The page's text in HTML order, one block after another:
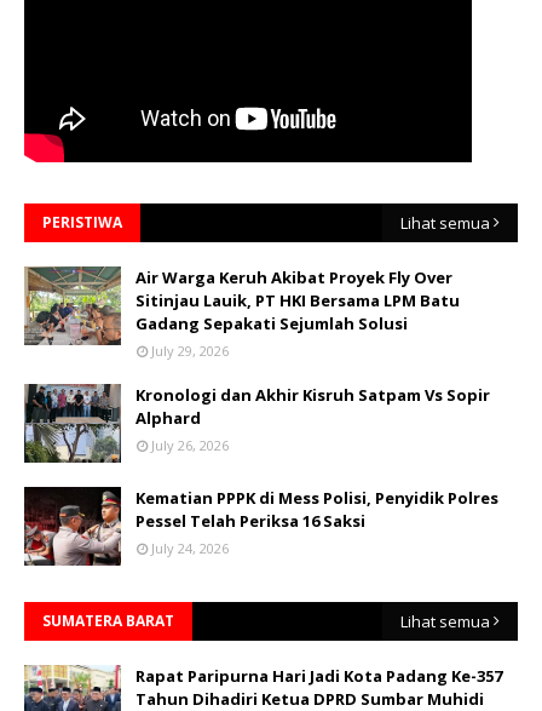
PERISTIWA Lihat semua
Air Warga Keruh Akibat Proyek Fly Over
Sitinjau Lauik, PT HKI Bersama LPM Batu
Gadang Sepakati Sejumlah Solusi
July 29, 2026
Kronologi dan Akhir Kisruh Satpam Vs Sopir
Alphard
July 26, 2026
Kematian PPPK di Mess Polisi, Penyidik Polres
Pessel Telah Periksa 16 Saksi
July 24, 2026
SUMATERA BARAT Lihat semua
Rapat Paripurna Hari Jadi Kota Padang Ke-357
Tahun Dihadiri Ketua DPRD Sumbar Muhidi